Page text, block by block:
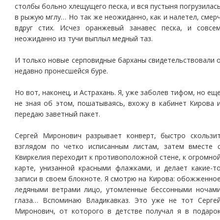
столбы больно хлещущего песка, и вся пустыня
в рыжую мглу… Но так же неожиданно, как и налетел,
вдруг стих. Исчез оранжевый занавес песка, и
неожиданно из тучи выплыл медный таз.
И только новые серповидные барханы свидетельствовали
недавно пронесшейся буре.
Но вот, наконец, и Астрахань. Я, уже заболев тифом, но
не зная об этом, пошатываясь, вхожу в кабинет Кирова
передаю заветный пакет.
Сергей Миронович разрывает конверт, быстро
взглядом по четко исписанным листам, затем вместе
Квиркелия переходит к противоположной стене, к
карте, унизанной красными флажками, и делает какие-
записи в своем блокноте. Я смотрю на Кирова:
ледяными ветрами лицо, утомленные бессонными
глаза… Вспоминаю Владикавказ. Это уже не тот
Миронович, от которого в детстве получал я в